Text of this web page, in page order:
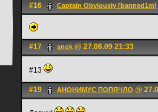
#16 Captain Obviously [banned1m]
#17 snok @ 27.06.09 21:33
#13
#19 АНОНИМУС ПОПЯЧЛО @